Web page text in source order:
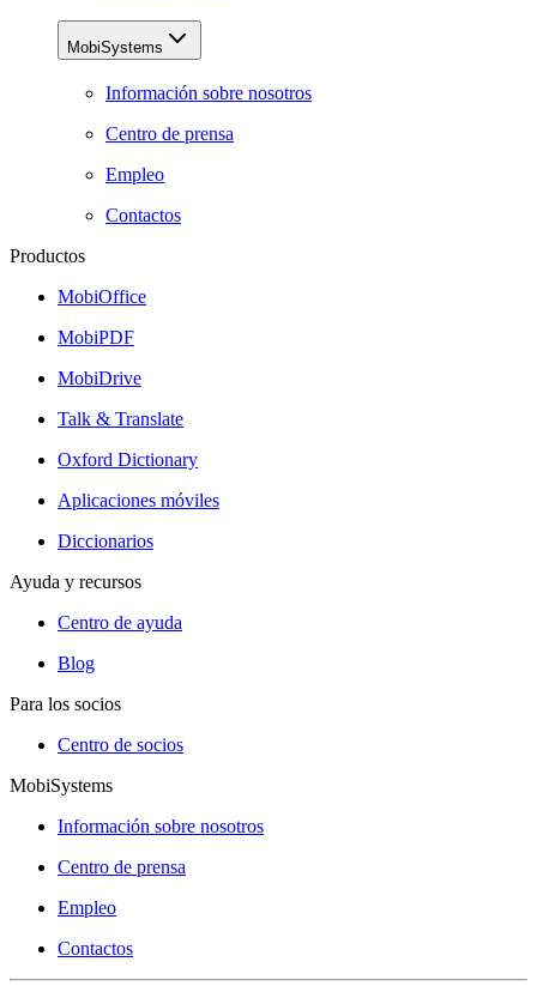
MobiSystems
Información sobre nosotros
Centro de prensa
Empleo
Contactos
Productos
MobiOffice
MobiPDF
MobiDrive
Talk & Translate
Oxford Dictionary
Aplicaciones móviles
Diccionarios
Ayuda y recursos
Centro de ayuda
Blog
Para los socios
Centro de socios
MobiSystems
Información sobre nosotros
Centro de prensa
Empleo
Contactos